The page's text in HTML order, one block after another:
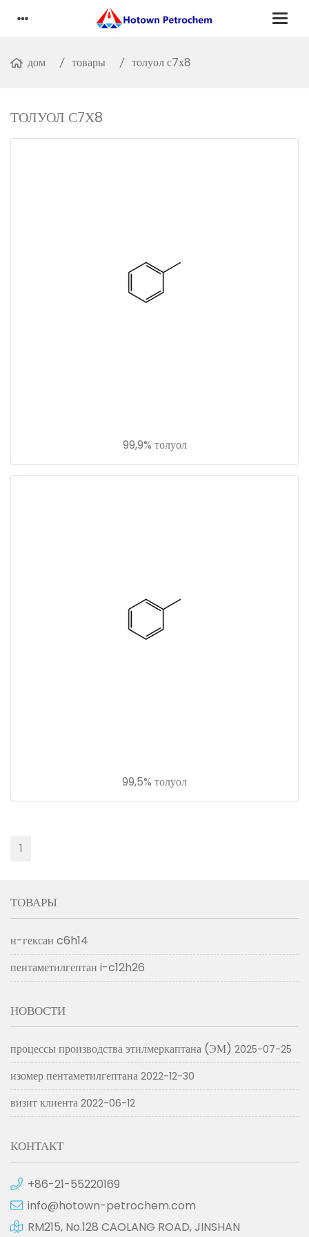
дом товары толуол с7х8
ТОЛУОЛ С7Х8
99,9% толуол
99,5% толуол
1
ТОВАРЫ
н-гексан c6h14
пентаметилгептан i-c12h26
НОВОСТИ
процессы производства этилмеркаптана (ЭМ) 2025-07-25
изомер пентаметилгептана 2022-12-30
визит клиента 2022-06-12
КОНТАКТ
+86-21-55220169
info@hotown-petrochem.com
RM215, No.128 CAOLANG ROAD, JINSHAN